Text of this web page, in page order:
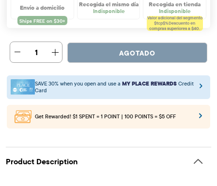
Envío a domicilio Recogida el mismo día
Indisponible
Recogida en tienda
Indisponible
Valor adicional del segmento
$tcp$%Descuento en
compras superiores a $40.
1 AGOTADO
SAVE 30% when you open and use a MY PLACE REWARDS Credit
Card
Get Rewarded! $1 SPENT = 1 POINT | 100 POINTS = $5 OFF
Product Description